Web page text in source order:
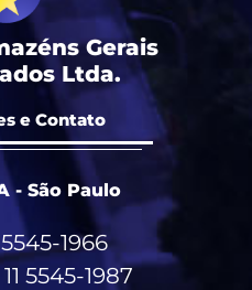
Gerais
Ltda.
e Contato
- São Paulo
5545-1966
5545-1987